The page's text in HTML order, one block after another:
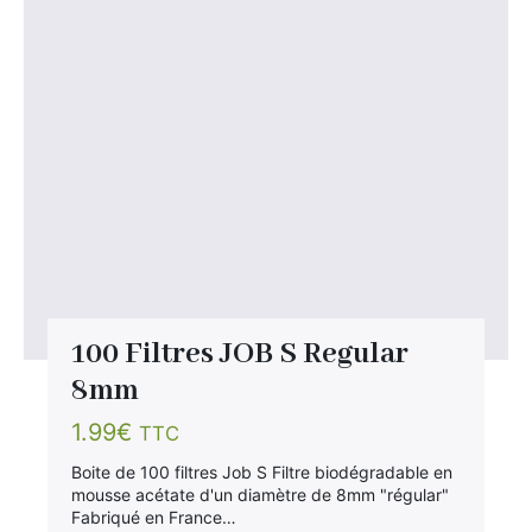
100 Filtres JOB S Regular
8mm
1.99€ TTC
Boite de 100 filtres Job S Filtre biodégradable en
mousse acétate d'un diamètre de 8mm "régular"
Fabriqué en France…